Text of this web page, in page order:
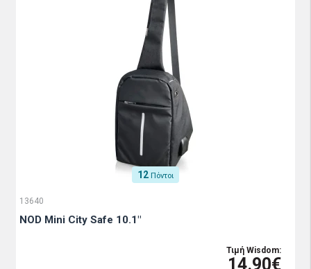
12 Πόντοι
13640
NOD Mini City Safe 10.1"
Τιμή Wisdom:
14.90€